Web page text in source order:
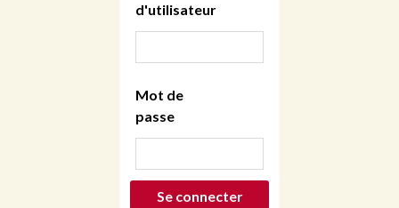
d'utilisateur
Mot de
passe